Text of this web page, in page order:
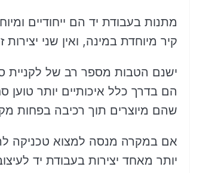
מתנות בעבודת יד הם ייחודיים
קיר מיוחדת במינה, ואין שני
ישנם הטבות מספר רב של לקניית
הם בדרך כלל איכותיים יותר טוען
שהם מיוצרים תוך רכיבה בפחות
אם במקרה מנסה למצוא טכניקה
יותר מאחד יצירות בעבודת יד